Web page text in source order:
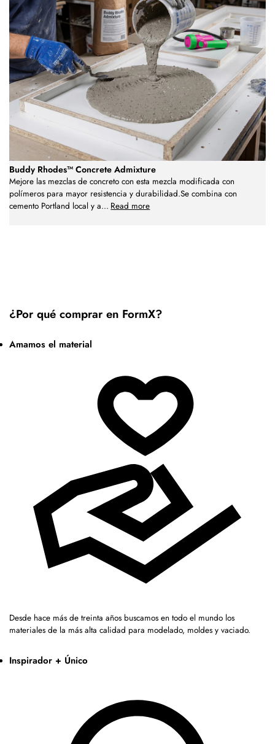
Buddy Rhodes™ Concrete Admixture
Mejore las mezclas de concreto con esta mezcla modificada con
polímeros para mayor resistencia y durabilidad.Se combina con
cemento Portland local y a... Read more
¿Por qué comprar en FormX?
Amamos el material
Desde hace más de treinta años buscamos en todo el mundo los
materiales de la más alta calidad para modelado, moldes y vaciado.
Inspirador + Único